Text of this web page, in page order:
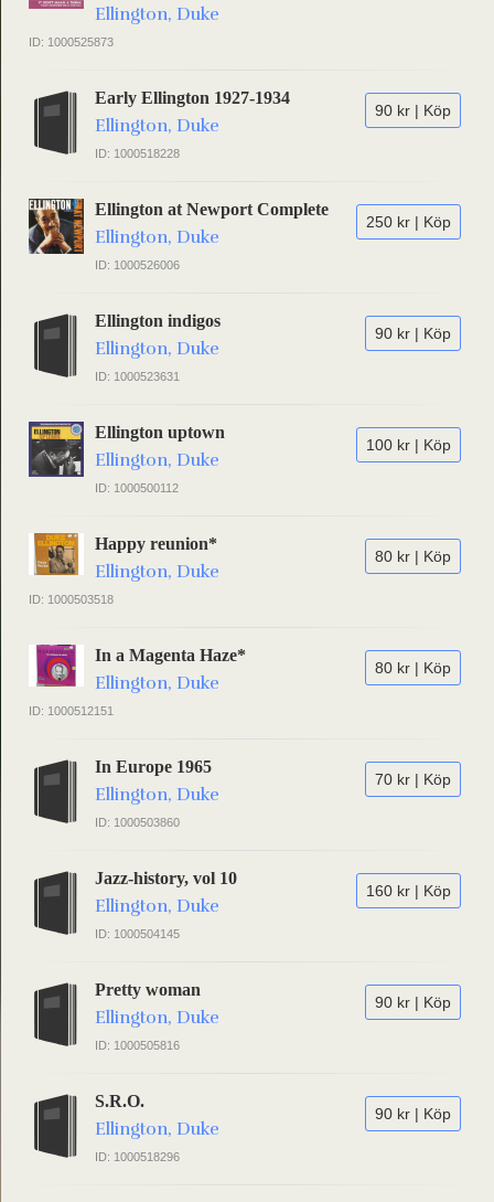
Ellington, Duke
ID: 1000525873
90 kr | Köp
Early Ellington 1927-1934
Ellington, Duke
ID: 1000518228
250 kr | Köp
Ellington at Newport Complete
Ellington, Duke
ID: 1000526006
90 kr | Köp
Ellington indigos
Ellington, Duke
ID: 1000523631
100 kr | Köp
Ellington uptown
Ellington, Duke
ID: 1000500112
80 kr | Köp
Happy reunion*
Ellington, Duke
ID: 1000503518
80 kr | Köp
In a Magenta Haze*
Ellington, Duke
ID: 1000512151
70 kr | Köp
In Europe 1965
Ellington, Duke
ID: 1000503860
160 kr | Köp
Jazz-history, vol 10
Ellington, Duke
ID: 1000504145
90 kr | Köp
Pretty woman
Ellington, Duke
ID: 1000505816
90 kr | Köp
S.R.O.
Ellington, Duke
ID: 1000518296